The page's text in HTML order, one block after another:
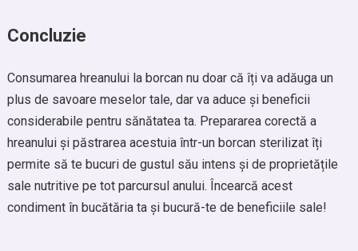
Concluzie
Consumarea hreanului la borcan nu doar că îți va adăuga un
plus de savoare meselor tale, dar va aduce și beneficii
considerabile pentru sănătatea ta. Prepararea corectă a
hreanului și păstrarea acestuia într-un borcan sterilizat îți
permite să te bucuri de gustul său intens și de proprietățile
sale nutritive pe tot parcursul anului. Încearcă acest
condiment în bucătăria ta și bucură-te de beneficiile sale!